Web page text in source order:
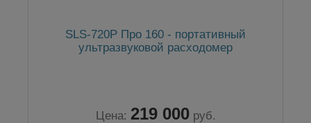
SLS-720P Про 160 - портативный
ультразвуковой расходомер
Цена: 219 000 руб.